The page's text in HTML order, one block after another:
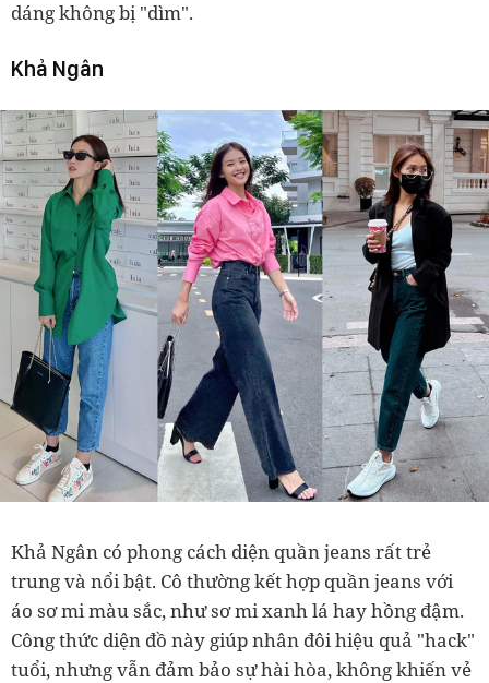
dáng không bị "dìm".
Khả Ngân
Khả Ngân có phong cách diện quần jeans rất trẻ
trung và nổi bật. Cô thường kết hợp quần jeans với
áo sơ mi màu sắc, như sơ mi xanh lá hay hồng đậm.
Công thức diện đồ này giúp nhân đôi hiệu quả "hack"
tuổi, nhưng vẫn đảm bảo sự hài hòa, không khiến vẻ